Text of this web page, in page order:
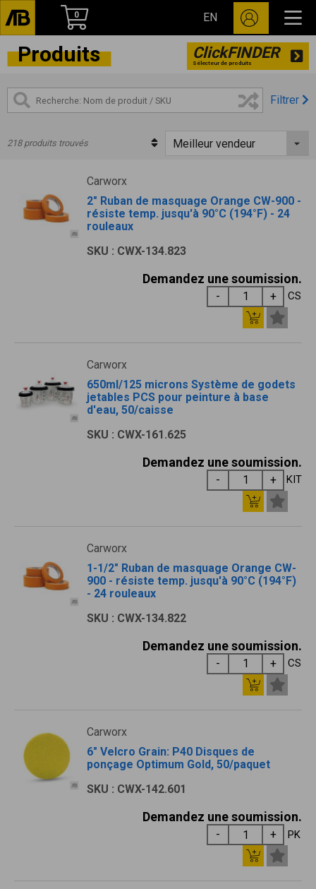
0 EN
Produits ClickFINDER
Sélecteur de produits
Filtrer
218 produits trouvés
Carworx
2" Ruban de masquage Orange CW-900 -
résiste temp. jusqu'à 90°C (194°F) - 24
rouleaux
SKU : CWX-134.823
Demandez une soumission.
CS
Carworx
650ml/125 microns Système de godets
jetables PCS pour peinture à base
d'eau, 50/caisse
SKU : CWX-161.625
Demandez une soumission.
KIT
Carworx
1-1/2" Ruban de masquage Orange CW-
900 - résiste temp. jusqu'à 90°C (194°F)
- 24 rouleaux
SKU : CWX-134.822
Demandez une soumission.
CS
Carworx
6" Velcro Grain: P40 Disques de
ponçage Optimum Gold, 50/paquet
SKU : CWX-142.601
Demandez une soumission.
PK